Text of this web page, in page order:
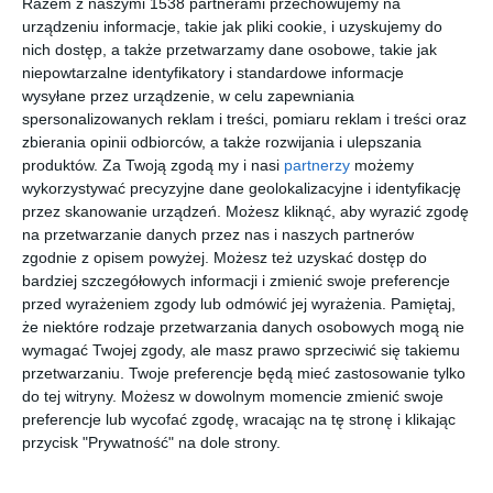
Razem z naszymi 1538 partnerami przechowujemy na
urządzeniu informacje, takie jak pliki cookie, i uzyskujemy do
nich dostęp, a także przetwarzamy dane osobowe, takie jak
niepowtarzalne identyfikatory i standardowe informacje
wysyłane przez urządzenie, w celu zapewniania
spersonalizowanych reklam i treści, pomiaru reklam i treści oraz
zbierania opinii odbiorców, a także rozwijania i ulepszania
produktów. Za Twoją zgodą my i nasi partnerzy możemy
wykorzystywać precyzyjne dane geolokalizacyjne i identyfikację
przez skanowanie urządzeń. Możesz kliknąć, aby wyrazić zgodę
na przetwarzanie danych przez nas i naszych partnerów
zgodnie z opisem powyżej. Możesz też uzyskać dostęp do
bardziej szczegółowych informacji i zmienić swoje preferencje
przed wyrażeniem zgody lub odmówić jej wyrażenia. Pamiętaj,
że niektóre rodzaje przetwarzania danych osobowych mogą nie
wymagać Twojej zgody, ale masz prawo sprzeciwić się takiemu
przetwarzaniu. Twoje preferencje będą mieć zastosowanie tylko
do tej witryny. Możesz w dowolnym momencie zmienić swoje
preferencje lub wycofać zgodę, wracając na tę stronę i klikając
przycisk "Prywatność" na dole strony.
pokój dziecka
Dodaj do ulubionych
nastolatka
Luksus najlepszy do
życia - realizacja
KANDO ARCHITECTS
Dodaj do ulubionych
Pokój młodzieżowy